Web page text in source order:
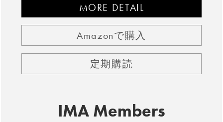
MORE DETAIL
Amazonで購入
定期購読
IMA Members